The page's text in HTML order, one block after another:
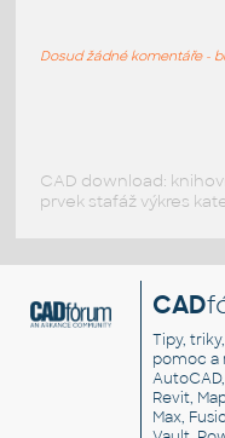
16
Dosud žádné komentáře -
CAD download:
prvek stafáž výkres
CAD
Tipy,
pomoc a
Revit,
Max,